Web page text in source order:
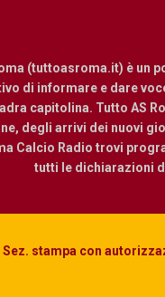
(tuttoasroma.it) è un
di informare e dare
capitolina. Tutto AS
degli arrivi dei nuovi
Calcio Radio trovi
tutti le dichiarazioni
Sez. stampa con